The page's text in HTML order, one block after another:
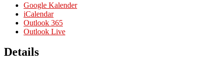
Google Kalender
iCalendar
Outlook 365
Outlook Live
Details